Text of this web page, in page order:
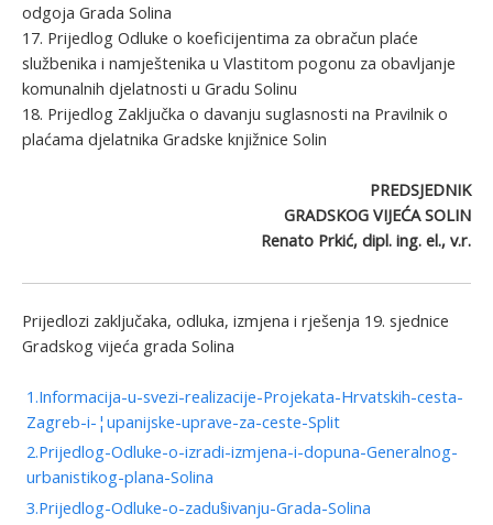
odgoja Grada Solina
17. Prijedlog Odluke o koeficijentima za obračun plaće
službenika i namještenika u Vlastitom pogonu za obavljanje
komunalnih djelatnosti u Gradu Solinu
18. Prijedlog Zaključka o davanju suglasnosti na Pravilnik o
plaćama djelatnika Gradske knjižnice Solin
PREDSJEDNIK
GRADSKOG VIJEĆA SOLIN
Renato Prkić, dipl. ing. el., v.r.
Prijedlozi zaključaka, odluka, izmjena i rješenja 19. sjednice
Gradskog vijeća grada Solina
1.Informacija-u-svezi-realizacije-Projekata-Hrvatskih-cesta-
Zagreb-i-¦upanijske-uprave-za-ceste-Split
2.Prijedlog-Odluke-o-izradi-izmjena-i-dopuna-Generalnog-
urbanistikog-plana-Solina
3.Prijedlog-Odluke-o-zadu§ivanju-Grada-Solina